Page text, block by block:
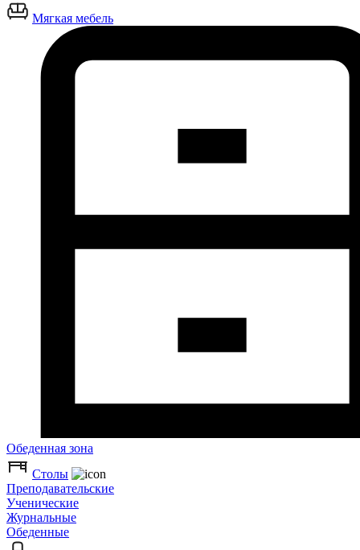
Мягкая мебель
Обеденная зона
Столы
Преподавательские
Ученические
Журнальные
Обеденные